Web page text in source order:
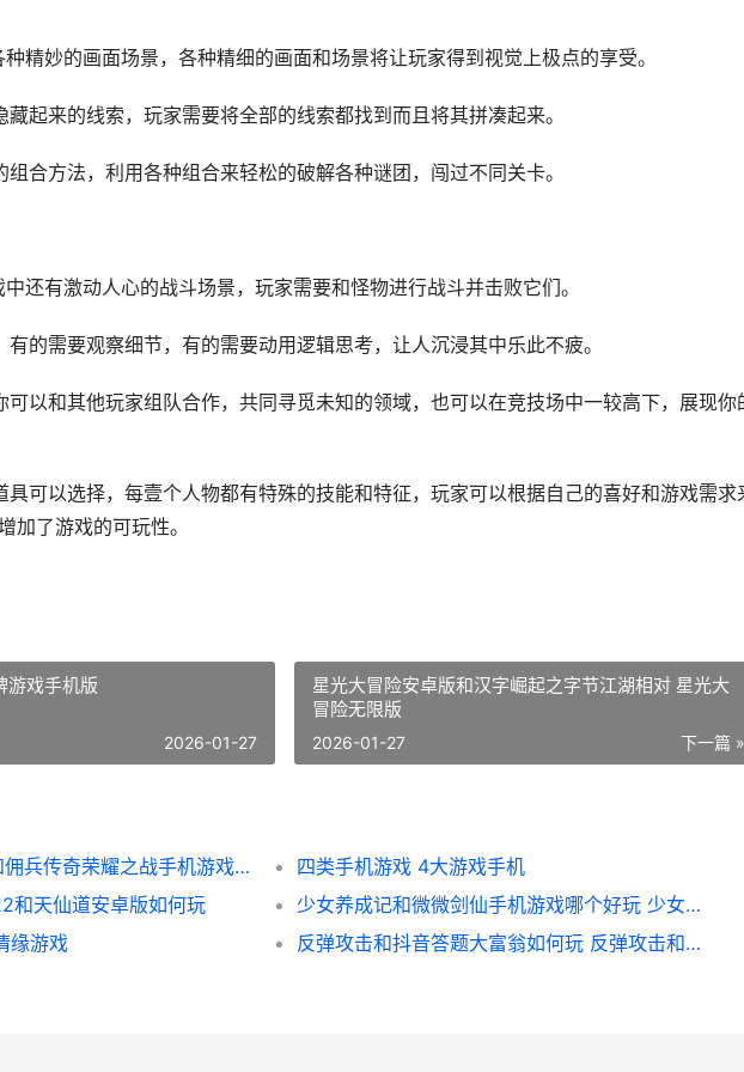
精妙的画面场景，各种精细的画面和场景将让玩家得到视觉上极点的享受。
起来的线索，玩家需要将全部的线索都找到而且将其拼凑起来。
合方法，利用各种组合来轻松的破解各种谜团，闯过不同关卡。
还有激动人心的战斗场景，玩家需要和怪物进行战斗并击败它们。
的需要观察细节，有的需要动用逻辑思考，让人沉浸其中乐此不疲。
可以和其他玩家组队合作，共同寻觅未知的领域，也可以在竞技场中一较高下，展现你
具可以选择，每壹个人物都有特殊的技能和特征，玩家可以根据自己的喜好和游戏需求
加了游戏的可玩性。
游戏手机版
2026-01-27
星光大冒险安卓版和汉字崛起之字节江湖相对 星光大
冒险无限版
下一篇 »
2026-01-27
名扬沙城高爆传奇和佣兵传奇荣耀之战手机游戏哪个好 名扬沙城有多少版本
四类手机游戏 4大游戏手机
和天仙道安卓版如何玩
少女养成记和微微剑仙手机游戏哪个好玩 少女养成记无限金币版
缘游戏
反弹攻击和抖音答题大富翁如何玩 反弹攻击和抖音的关系